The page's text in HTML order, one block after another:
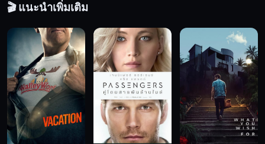
เริ่ม
หายตัว
ซา
แมน
ธา
ก็ได้
🎬 แนะนำเพิ่มเติม